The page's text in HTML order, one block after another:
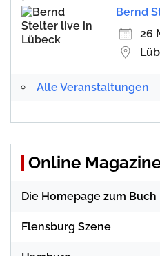
Bernd
26
Alle Veranstaltungen
Online
Die Homepage zum Buch
Flensburg Szene